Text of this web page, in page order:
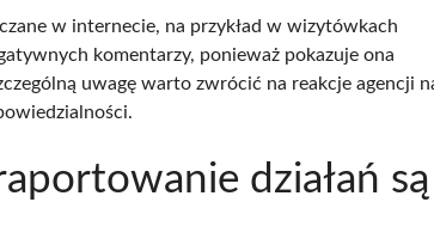
w internecie, na przykład w wizytówkach
komentarzy, ponieważ pokazuje ona
uwagę warto zwrócić na reakcje agencji
działań są